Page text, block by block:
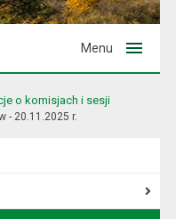
Menu
o komisjach i sesji
- 20.11.2025 r.